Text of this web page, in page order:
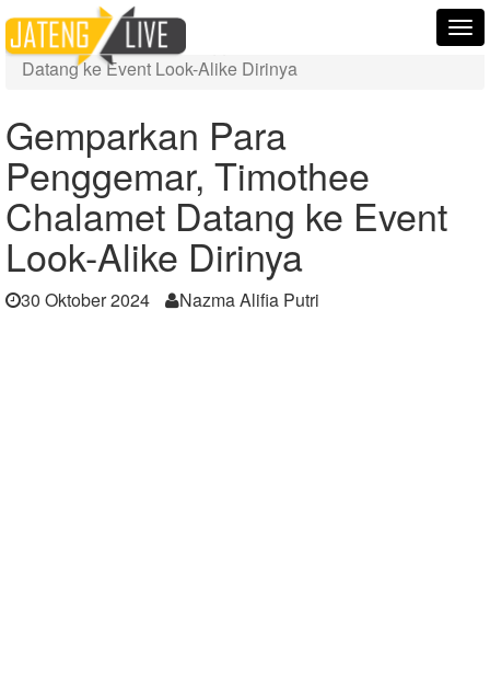
Home
Berita
Gemparkan Para Penggemar, Timothee Chalamet
Datang ke Event Look-Alike Dirinya
Gemparkan Para
Penggemar, Timothee
Chalamet Datang ke Event
Look-Alike Dirinya
30 Oktober 2024 Nazma Alifia Putri